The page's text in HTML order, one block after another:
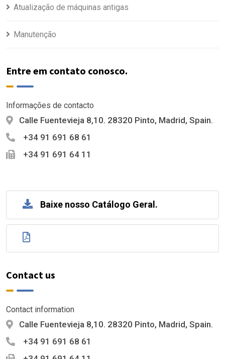
Atualização de máquinas antigas
Manutenção
Entre em contato conosco.
Informações de contacto
Calle Fuentevieja 8,10. 28320 Pinto, Madrid, Spain.
+34 91 691 68 61
+34 91 691 64 11
Baixe nosso Catálogo Geral.
Contact us
Contact information
Calle Fuentevieja 8,10. 28320 Pinto, Madrid, Spain.
+34 91 691 68 61